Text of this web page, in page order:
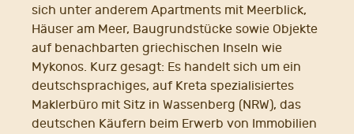
sich unter anderem Apartments mit Meerblick,
Häuser am Meer, Baugrundstücke sowie Objekte
auf benachbarten griechischen Inseln wie
Mykonos. Kurz gesagt: Es handelt sich um ein
deutschsprachiges, auf Kreta spezialisiertes
Maklerbüro mit Sitz in Wassenberg (NRW), das
deutschen Käufern beim Erwerb von Immobilien